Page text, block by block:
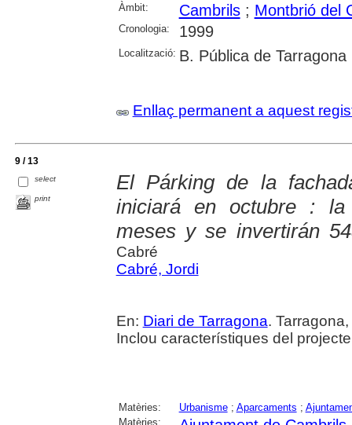
Àmbit: Cambrils; Montbrió del
Cronologia: 1999
Localització: B. Pública de Tarragona
Enllaç permanent a aquest
9 / 13
select
print
El Párking de la
iniciará en octubre : la
meses y se invertirán
Cabré
Cabré, Jordi
En: Diari de Tarragona.
Inclou característiques del
Matèries: Urbanisme; Aparcaments ;
Matèries: